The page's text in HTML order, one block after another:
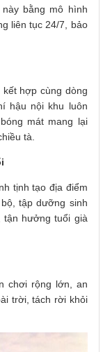
bằng mô hình
liên tục 24/7, bảo
hợp cùng dòng
hậu nội khu luôn
mát mang lại
tà.
tịnh tạo địa điểm
tập dưỡng sinh
tận hưởng tuổi già
chơi rộng lớn, an
trời, tách rời khỏi